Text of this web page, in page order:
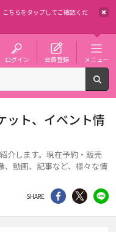
こちらをタップしてご確認くだ
ログイン 会員登録 メニュー
ット、イベント情
介します。現在予約・販売
、動画、記事など、様々な情
SHARE シェア Twitter